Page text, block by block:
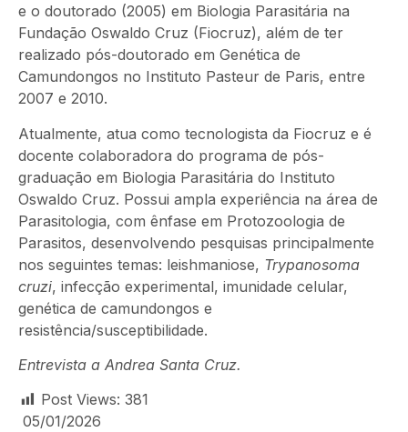
e o doutorado (2005) em Biologia Parasitária na
Fundação Oswaldo Cruz (Fiocruz), além de ter
realizado pós-doutorado em Genética de
Camundongos no Instituto Pasteur de Paris, entre
2007 e 2010.
Atualmente, atua como tecnologista da Fiocruz e é
docente colaboradora do programa de pós-
graduação em Biologia Parasitária do Instituto
Oswaldo Cruz. Possui ampla experiência na área de
Parasitologia, com ênfase em Protozoologia de
Parasitos, desenvolvendo pesquisas principalmente
nos seguintes temas: leishmaniose, Trypanosoma
cruzi, infecção experimental, imunidade celular,
genética de camundongos e
resistência/susceptibilidade.
Entrevista a Andrea Santa Cruz.
Post Views: 381
05/01/2026